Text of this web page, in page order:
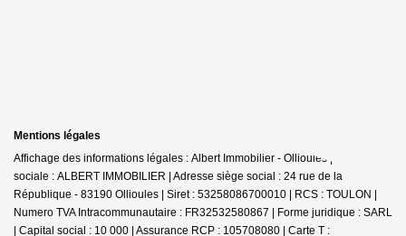
Mentions légales
Affichage des informations légales : Albert Immobilier - Ollioules | Raison
sociale : ALBERT IMMOBILIER | Adresse siège social : 24 rue de la
République - 83190 Ollioules | Siret : 53258086700010 | RCS : TOULON |
Numero TVA Intracommunautaire : FR32532580867 | Forme juridique : SARL
| Capital social : 10 000 | Assurance RCP : 105708080 | Carte T :